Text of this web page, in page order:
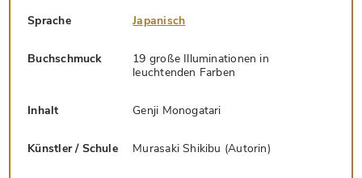
Sprache Japanisch
Buchschmuck
19 große Illuminationen in
leuchtenden Farben
Inhalt Genji Monogatari
Künstler / Schule Murasaki Shikibu (Autorin)